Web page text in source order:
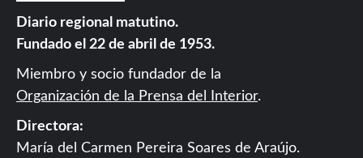
Diario regional matutino.
Fundado el 22 de abril de 1953.
Miembro y socio fundador de la
Organización de la Prensa del Interior.
Directora:
María del Carmen Pereira Soares de Araújo.